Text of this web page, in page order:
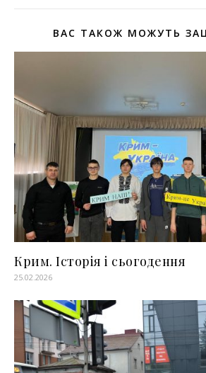
ВАС ТАКОЖ МОЖУТЬ
Крим. Історія і сьогодення
25.02.2026